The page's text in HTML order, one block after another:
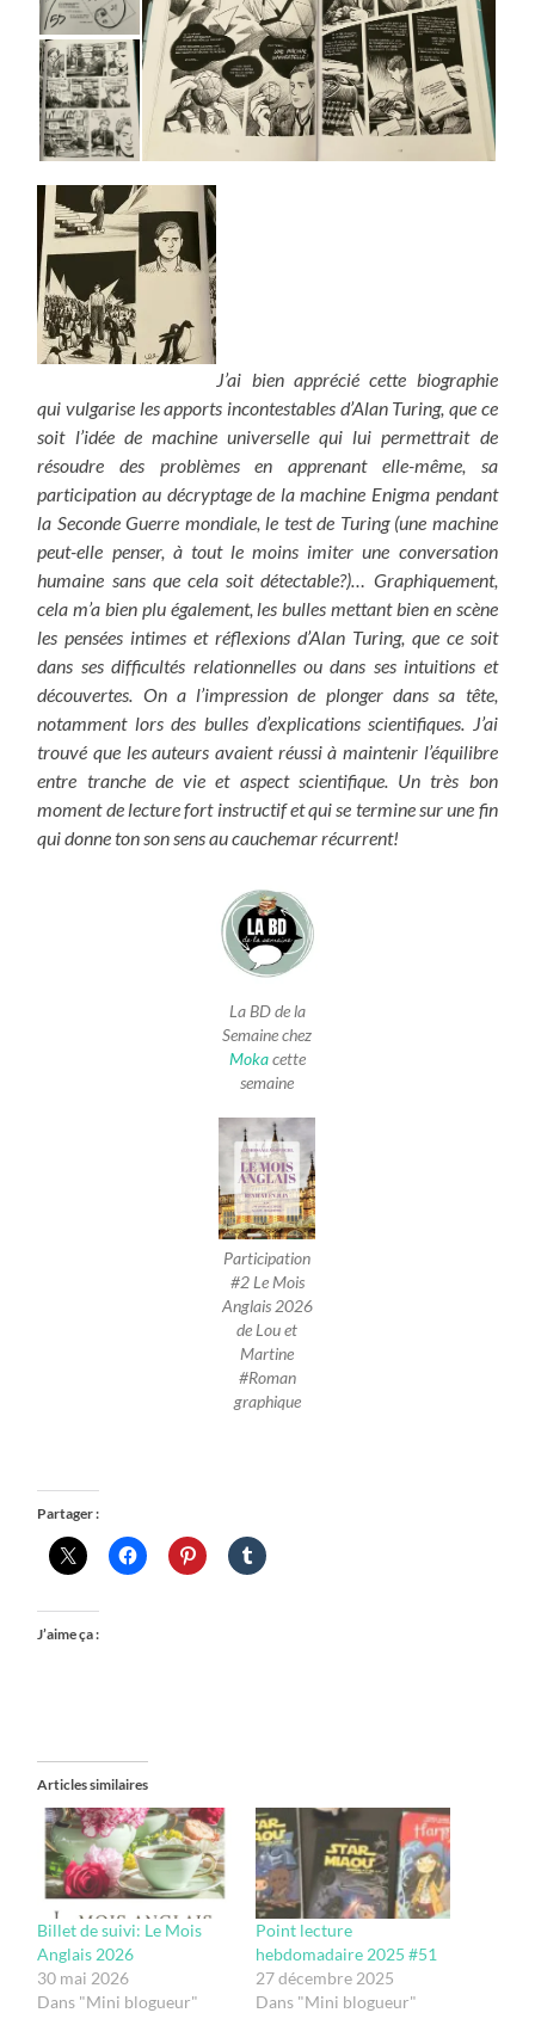
J’ai bien apprécié cette biographie
qui vulgarise les apports incontestables d’Alan Turing, que ce
soit l’idée de machine universelle qui lui permettrait de
résoudre des problèmes en apprenant elle-même, sa
participation au décryptage de la machine Enigma pendant
la Seconde Guerre mondiale, le test de Turing (une machine
peut-elle penser, à tout le moins imiter une conversation
humaine sans que cela soit détectable?)… Graphiquement,
cela m’a bien plu également, les bulles mettant bien en scène
les pensées intimes et réflexions d’Alan Turing, que ce soit
dans ses difficultés relationnelles ou dans ses intuitions et
découvertes. On a l’impression de plonger dans sa tête,
notamment lors des bulles d’explications scientifiques. J’ai
trouvé que les auteurs avaient réussi à maintenir l’équilibre
entre tranche de vie et aspect scientifique. Un très bon
moment de lecture fort instructif et qui se termine sur une fin
qui donne ton son sens au cauchemar récurrent!
La BD de la
Semaine chez
Mokacette
semaine
Participation
#2 Le Mois
Anglais 2026
de Lou et
Martine
#Roman
graphique
Partager :
J’aime ça :
Articles similaires
Billet de suivi: Le Mois
Anglais 2026
30 mai 2026
Dans "Mini blogueur"
Point lecture
hebdomadaire 2025 #51
27 décembre 2025
Dans "Mini blogueur"